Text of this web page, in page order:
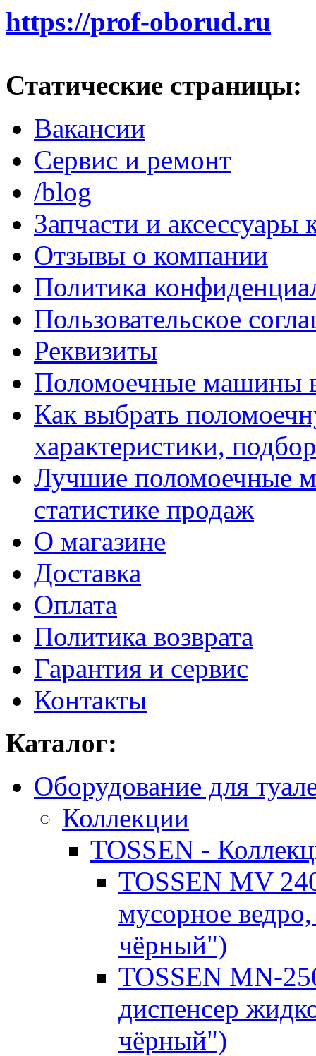
https://prof-oborud.ru
Статические страницы:
Вакансии
Сервис и ремонт
/blog
Запчасти и
Отзывы о компании
Политика
Пользовательское
Реквизиты
Поломоечные машины
Как выбрать
характеристики,
Лучшие поломоечные
статистике продаж
О магазине
Доставка
Оплата
Политика возврата
Гарантия и сервис
Контакты
Каталог:
Оборудование для
Коллекции
TOSSEN -
TOSSEN MV
мусорное
чёрный")
TOSSEN MN-
диспенсер
чёрный")